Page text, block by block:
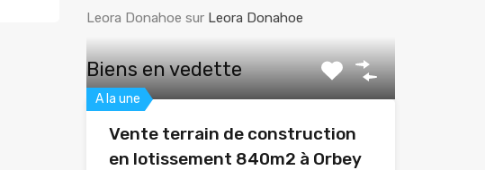
Leora Donahoe sur Leora Donahoe
Biens en vedette
A la une
Vente terrain de construction
en lotissement 840m2 à Orbey